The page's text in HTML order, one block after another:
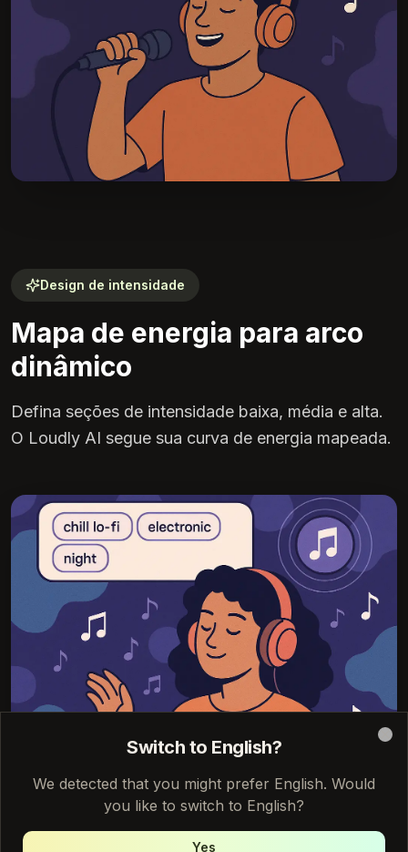
Design de intensidade
Mapa de energia para arco
dinâmico
Defina seções de intensidade baixa, média e alta.
O Loudly AI segue sua curva de energia mapeada.
Switch to English?
We detected that you might prefer English. Would
you like to switch to English?
Yes